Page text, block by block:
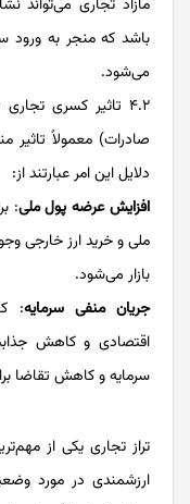
مازاد تجاری می‌تواند
باشد که منجر به ورود
می‌شود.
۴.۲ تاثیر کسری
صادرات) معمولاً تاثیر
دلایل این امر عبارتند از:
افزایش عرضه پول ملی:
ملی و خرید ارز خارجی
بازار می‌شود.
جریان منفی سرمایه:
اقتصادی و کاهش
سرمایه و کاهش تقاضا
تراز تجاری یکی از
ارزشمندی در مورد